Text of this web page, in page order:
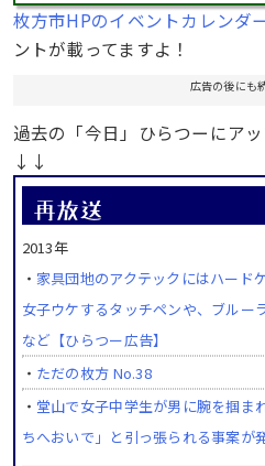
枚方市HPのイベントカレンダ
ントが載ってますよ！
広告の後にも
過去の「今日」ひらつーにア
↓↓
2013年
・ 家具団地のアクテックにはハード
女子ウケするタッチペンや、ブルー
など【ひらつー広告】
・ ただの枚方 No.38
・ 堂山で女子中学生が男に腕を掴ま
ちへおいで」と引っ張られる事案が